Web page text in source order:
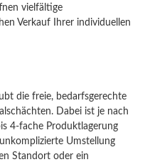
vielfältige
Verkauf Ihrer individuellen
die freie, bedarfsgerechte
Dabei ist je nach
4-fache Produktlagerung
Umstellung
Standort oder ein